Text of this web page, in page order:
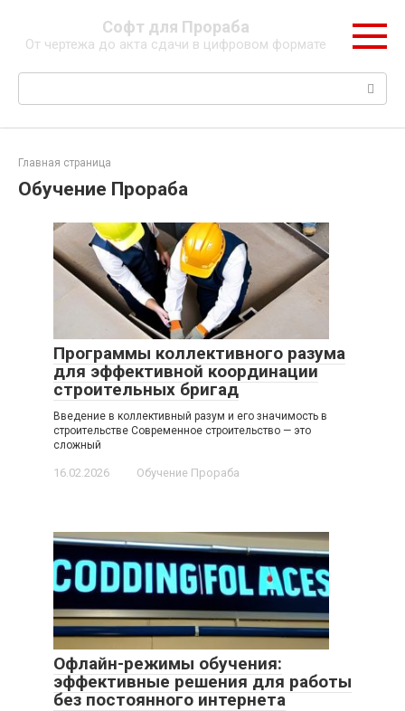
контенту
Софт для Прораба
От чертежа до акта сдачи в цифровом формате
Поиск:
Главная страница
Обучение Прораба
Программы коллективного разума
для эффективной координации
строительных бригад
Введение в коллективный разум и его значимость в
строительстве Современное строительство — это
сложный
16.02.2026 Обучение Прораба
Офлайн-режимы обучения:
эффективные решения для работы
без постоянного интернета